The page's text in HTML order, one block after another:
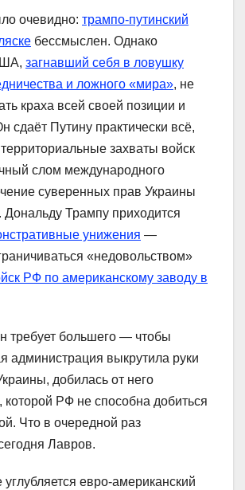
очевидно: трампо-путинский
бессмыслен. Однако
загнавший себя в ловушку
и ложного «мира», не
краха всей своей позиции и
сдаёт Путину практически всё,
захваты войск
слом международного
суверенных прав Украины
Трампу приходится
унижения —
«недовольством»
РФ по американскому заводу в
требует большего — чтобы
администрация выкрутила руки
добилась от него
которой РФ не способна добиться
Что в очередной раз
Лавров.
углубляется евро-американский